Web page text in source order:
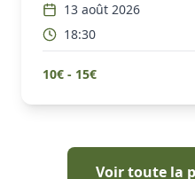
13 août 2026
18:30
10€ - 15€
Voir toute la